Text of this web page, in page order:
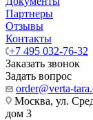
Партнеры
Отзывы
Контакты
+7 495 032-76-32
Заказать звонок
Задать вопрос
order@verta-
Москва, ул.
дом 3